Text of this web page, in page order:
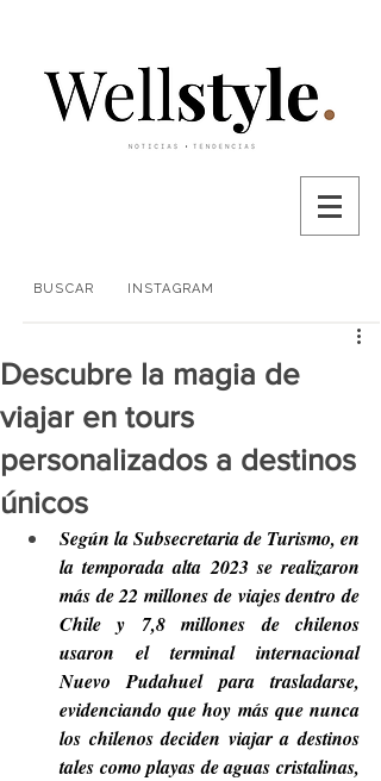
BUSCAR INSTAGRAM
Descubre la magia de
viajar en tours
personalizados a destinos
únicos
Según la Subsecretaria de Turismo, en
la temporada alta 2023 se realizaron
más de 22 millones de viajes dentro de
Chile y 7,8 millones de chilenos
usaron el terminal internacional
Nuevo Pudahuel para trasladarse,
evidenciando que hoy más que nunca
los chilenos deciden viajar a destinos
tales como playas de aguas cristalinas,